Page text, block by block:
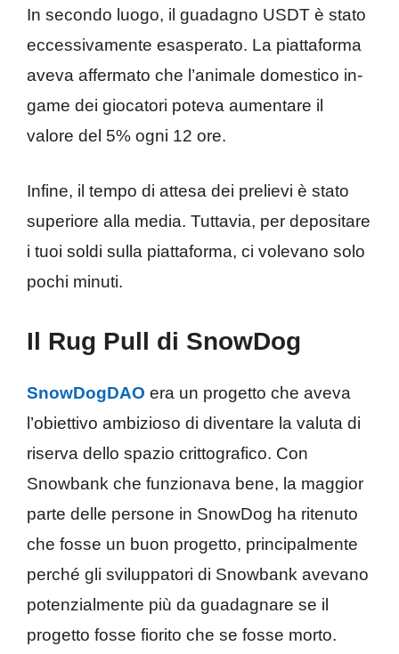
In secondo luogo, il guadagno USDT è stato
eccessivamente esasperato. La piattaforma
aveva affermato che l’animale domestico in-
game dei giocatori poteva aumentare il
valore del 5% ogni 12 ore.
Infine, il tempo di attesa dei prelievi è stato
superiore alla media. Tuttavia, per depositare
i tuoi soldi sulla piattaforma, ci volevano solo
pochi minuti.
Il Rug Pull di SnowDog
SnowDogDAO era un progetto che aveva
l’obiettivo ambizioso di diventare la valuta di
riserva dello spazio crittografico. Con
Snowbank che funzionava bene, la maggior
parte delle persone in SnowDog ha ritenuto
che fosse un buon progetto, principalmente
perché gli sviluppatori di Snowbank avevano
potenzialmente più da guadagnare se il
progetto fosse fiorito che se fosse morto.